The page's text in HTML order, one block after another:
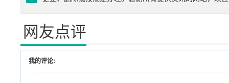
网友点评
我的评论: